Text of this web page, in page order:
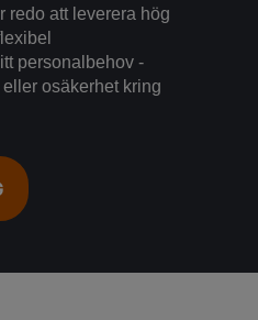
redo att leverera hög
personalbehov -
osäkerhet kring